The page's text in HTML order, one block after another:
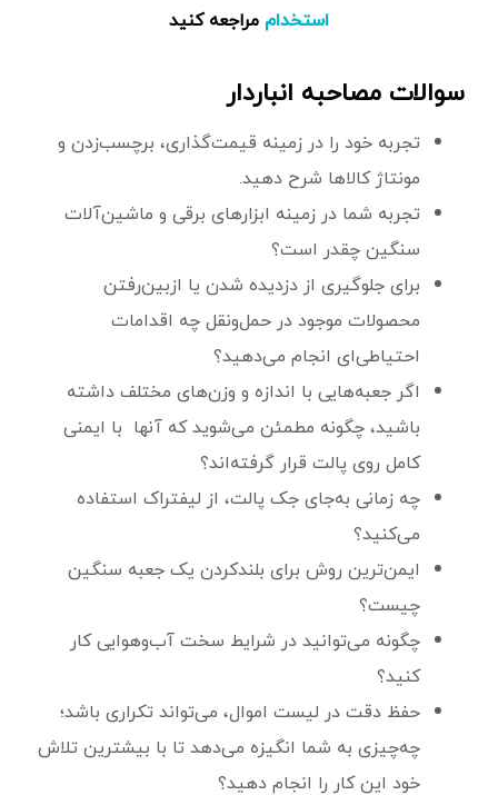
استخدام مراجعه کنید
سوالات مصاحبه انباردار
تجربه خود را در زمینه قیمت‌گذاری، برچسب‌زدن و
مونتاژ کالاها شرح دهید.
تجربه شما در زمینه ابزارهای برقی و ماشین‌آلات
سنگین چقدر است؟
برای جلوگیری از دزدیده شدن یا ازبین‌رفتن
محصولات موجود در حمل‌ونقل چه اقدامات
احتیاطی‌ای انجام می‌دهید؟
اگر جعبه‌هایی با اندازه و وزن‌های مختلف داشته
باشید، چگونه مطمئن می‌شوید که آنها با ایمنی
کامل روی پالت قرار گرفته‌اند؟
چه زمانی به‌جای جک پالت، از لیفتراک استفاده
می‌کنید؟
ایمن‌ترین روش برای بلندکردن یک جعبه سنگین
چیست؟
چگونه می‌توانید در شرایط سخت آب‌وهوایی کار
کنید؟
حفظ دقت در لیست اموال، می‌تواند تکراری باشد؛
چه‌چیزی به شما انگیزه می‌دهد تا با بیشترین تلاش
خود این کار را انجام دهید؟